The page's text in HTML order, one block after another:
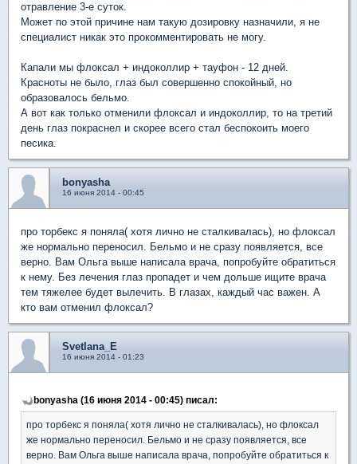
отравление 3-е суток.
Может по этой причине нам такую дозировку назначили, я не
специалист никак это прокомментировать не могу.
Капали мы флоксал + индоколлир + тауфон - 12 дней.
Красноты не было, глаз был совершенно спокойный, но
образовалось бельмо.
А вот как только отменили флоксал и индоколлир, то на третий
день глаз покраснел и скорее всего стал беспокоить моего
песика.
bonyasha
16 июня 2014 - 00:45
про торбекс я поняла( хотя лично не сталкивалась), но флоксал
же нормально переносил. Бельмо и не сразу появляется, все
верно. Вам Ольга выше написала врача, попробуйте обратиться
к нему. Без лечения глаз пропадет и чем дольше ищите врача
тем тяжелее будет вылечить. В глазах, каждый час важен. А
кто вам отменил флоксал?
Svetlana_E
16 июня 2014 - 01:23
bonyasha (16 июня 2014 - 00:45) писал:
про торбекс я поняла( хотя лично не сталкивалась), но флоксал
же нормально переносил. Бельмо и не сразу появляется, все
верно. Вам Ольга выше написала врача, попробуйте обратиться к